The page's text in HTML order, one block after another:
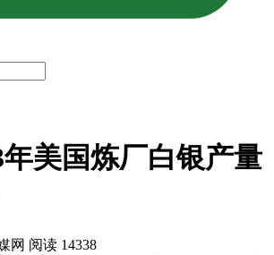
年美国炼厂白银产量
网 阅读 14338